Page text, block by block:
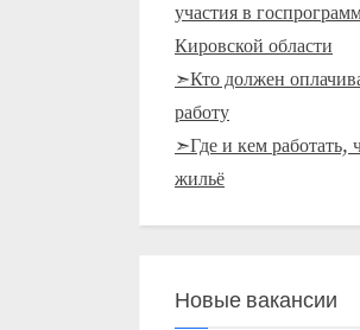
участия в
Кировской области
➣Кто должен
работу
➣Где и кем работать,
жильё
Новые вакансии